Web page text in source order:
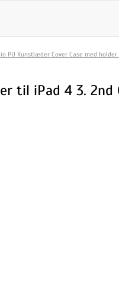
PU Kunstlæder Cover Case med
til iPad 4 3.